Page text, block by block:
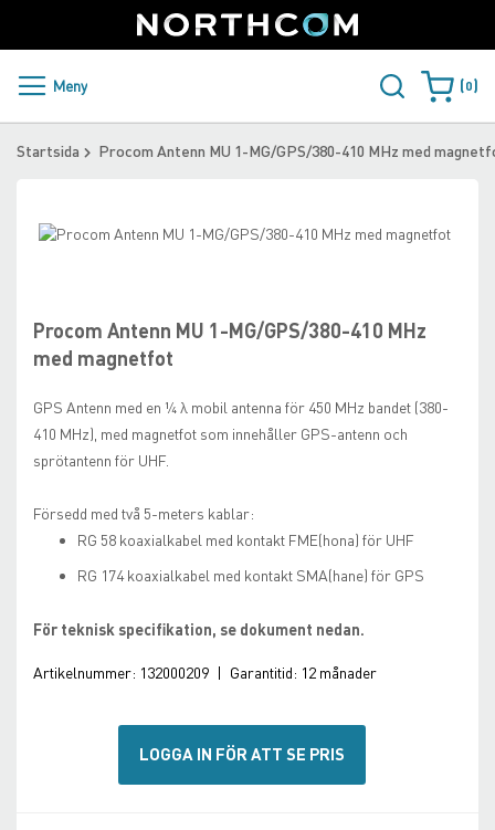
to
Content
Sweden
PRODUKTER OCH LÖSNINGAR
ÅTERFÖRSÄLJARE
LADDA NER
Meny Varukorgen
0
Startsida Procom Antenn MU 1-MG/GPS/380-410 MHz med
Procom Antenn MU 1-MG/GPS/380-410 MHz
med magnetfot
GPS Antenn med en ¼ λ mobil antenna för 450 MHz bandet (380-
410 MHz), med magnetfot som innehåller GPS-antenn och
sprötantenn för UHF.
Försedd med två 5-meters kablar:
RG 58 koaxialkabel med kontakt FME(hona) för UHF
RG 174 koaxialkabel med kontakt SMA(hane) för GPS
För teknisk specifikation, se dokument nedan.
Artikelnummer: 132000209 | Garantitid: 12 månader
LOGGA IN FÖR ATT SE PRIS
Skip
of
the
images
beginning
of
the
gallery